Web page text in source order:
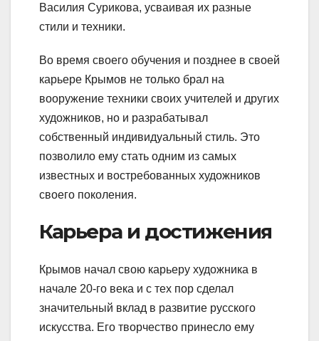
Василия Сурикова, усваивая их разные
стили и техники.
Во время своего обучения и позднее в своей
карьере Крымов не только брал на
вооружение техники своих учителей и других
художников, но и разрабатывал
собственный индивидуальный стиль. Это
позволило ему стать одним из самых
известных и востребованных художников
своего поколения.
Карьера и достижения
Крымов начал свою карьеру художника в
начале 20-го века и с тех пор сделал
значительный вклад в развитие русского
искусства. Его творчество принесло ему